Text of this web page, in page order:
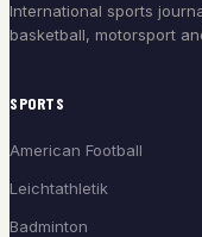
International sports
basketball, motorsport
SPORTS
American Football
Leichtathletik
Badminton